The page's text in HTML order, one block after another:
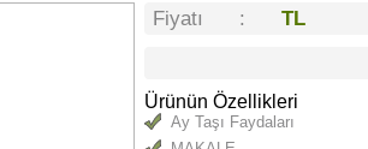
Fiyatı : TL
Ürünün Özellikleri
Ay Taşı Faydaları